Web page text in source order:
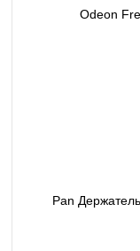
Odeon
Pan